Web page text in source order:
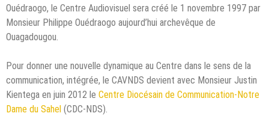
Ouédraogo, le Centre Audiovisuel sera créé le 1 novembre 1997 par
Monsieur Philippe Ouédraogo aujourd’hui archevêque de
Ouagadougou.
Pour donner une nouvelle dynamique au Centre dans le sens de la
communication, intégrée, le CAVNDS devient avec Monsieur Justin
Kientega en juin 2012 le Centre Diocésain de Communication-Notre
Dame du Sahel (CDC-NDS).